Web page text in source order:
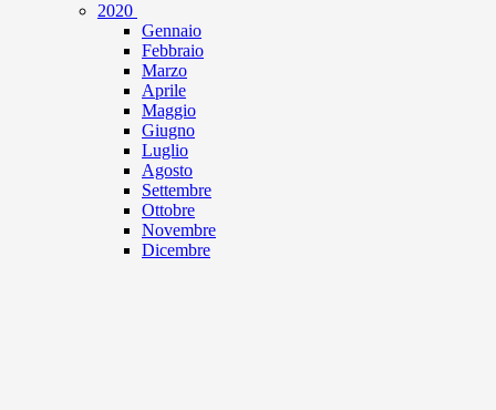
2020
Gennaio
Febbraio
Marzo
Aprile
Maggio
Giugno
Luglio
Agosto
Settembre
Ottobre
Novembre
Dicembre